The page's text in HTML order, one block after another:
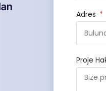
Adres
Proje